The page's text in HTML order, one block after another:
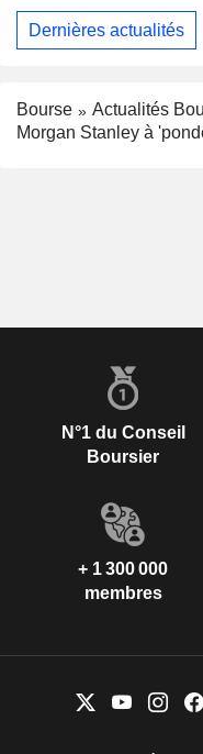
Dernières actualités
Bourse
Actualités
Morgan Stanley à
N°1 du Conseil
Boursier
+ 1 300 000
membres